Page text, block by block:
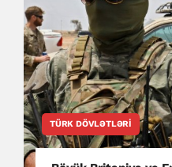
TÜRK DÖVLƏTLƏRI